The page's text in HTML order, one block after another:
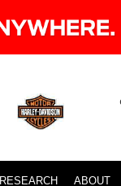
RESEARCH ABOUT